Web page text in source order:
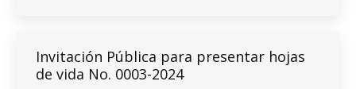
Invitación Pública para presentar hojas
de vida No. 0003-2024